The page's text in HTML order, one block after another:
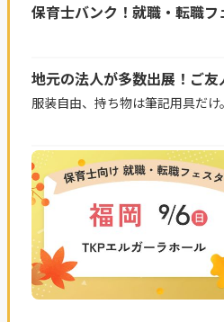
保育士バンク！就職・転職フ
地元の法人が多数出展！ご
服装自由、持ち物は筆記用具だ